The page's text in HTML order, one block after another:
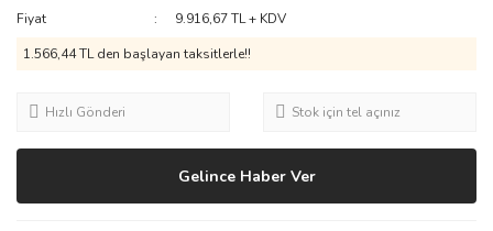
Fiyat
9.916,67 TL + KDV
1.566,44 TL den başlayan taksitlerle!!
Hızlı Gönderi Stok için tel açınız
Gelince Haber Ver